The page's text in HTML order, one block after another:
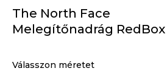
The North Face
Melegítőnadrág RedBox
Válasszon méretet